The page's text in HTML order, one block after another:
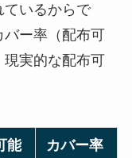
ているからで
ー率（配布可
実的な配布可
能
カバー率